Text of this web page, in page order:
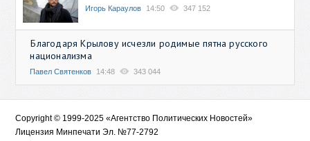
Игорь Караулов 14:50 347 152
Благодаря Крылову исчезли родимые пятна русского
национализма
Павел Святенков 14:48 343 044
Copyright © 1999-2025 «Агентство Политических Новостей»
Лицензия Минпечати Эл. №77-2792